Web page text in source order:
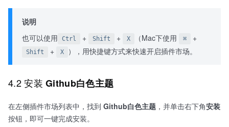
说明
也可以使用
Ctrl + Shift + X （Mac下使用 ⌘ +
Shift + X ），用快捷键方式来快速开启插件市场。
4.2 安装Github白色主题
在左侧插件市场列表中，找到 Github白色主题 ，并单击右下角安装
按钮，即可一键完成安装。